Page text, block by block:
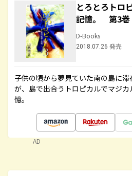
とろとろトロ
記憶。 第3巻
D-Books
2018.07.26 発売
子供の頃から夢見ていた南の島に
が、島で出合うトロピカルでマジ
憶。
AD